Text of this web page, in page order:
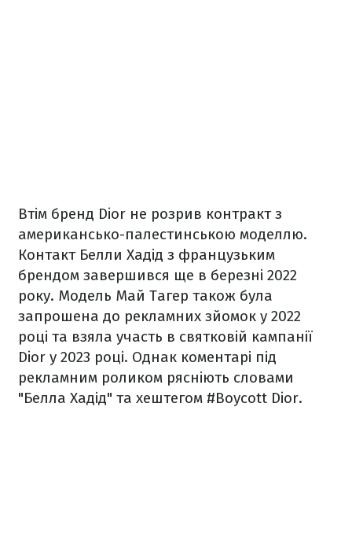
Втім бренд Dior не розрив контракт з
американсько-палестинською моделлю.
Контакт Белли Хадід з французьким
брендом завершився ще в березні 2022
року. Модель Май Тагер також була
запрошена до рекламних зйомок у 2022
році та взяла участь в святковій кампанії
Dior у 2023 році. Однак коментарі під
рекламним роликом рясніють словами
"Белла Хадід" та хештегом #Boycott Dior.